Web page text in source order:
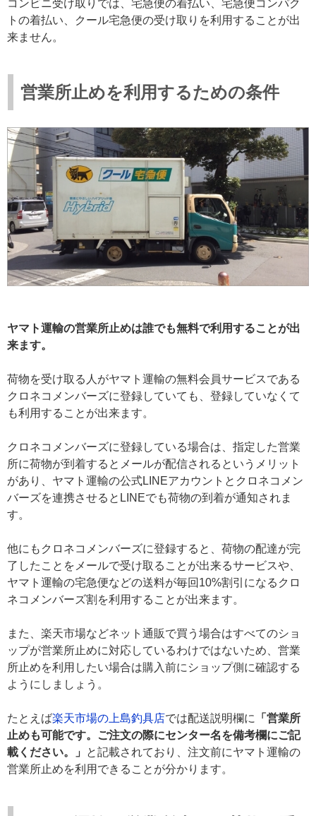
コンビニ受け取りでは、宅急便の着払い、宅急便コンパク
トの着払い、クール宅急便の受け取りを利用することが出
来ません。
営業所止めを利用するための条件
ヤマト運輸の営業所止めは誰でも無料で利用することが出
来ます。
荷物を受け取る人がヤマト運輸の無料会員サービスである
クロネコメンバーズに登録していても、登録していなくて
も利用することが出来ます。
クロネコメンバーズに登録している場合は、指定した営業
所に荷物が到着するとメールが配信されるというメリット
があり、ヤマト運輸の公式LINEアカウントとクロネコメン
バーズを連携させるとLINEでも荷物の到着が通知されま
す。
他にもクロネコメンバーズに登録すると、荷物の配達が完
了したことをメールで受け取ることが出来るサービスや、
ヤマト運輸の宅急便などの送料が毎回10%割引になるクロ
ネコメンバーズ割を利用することが出来ます。
また、楽天市場などネット通販で買う場合はすべてのショ
ップが営業所止めに対応しているわけではないため、営業
所止めを利用したい場合は購入前にショップ側に確認する
ようにしましょう。
たとえば楽天市場の上島釣具店では配送説明欄に
「営業所
止めも可能です。ご注文の際にセンター名を備考欄にご記
載ください。」
と記載されており、注文前にヤマト運輸の
営業所止めを利用できることが分かります。